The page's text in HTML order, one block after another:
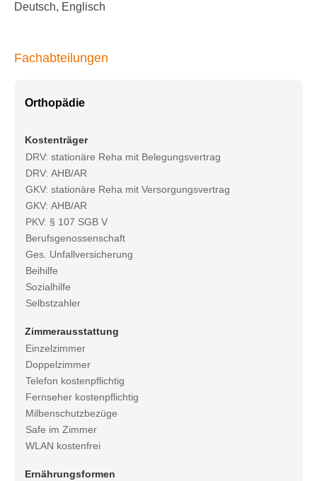
Deutsch, Englisch
Fachabteilungen
Orthopädie
Kostenträger
DRV: stationäre Reha mit Belegungsvertrag
DRV: AHB/AR
GKV: stationäre Reha mit Versorgungsvertrag
GKV: AHB/AR
PKV: § 107 SGB V
Berufsgenossenschaft
Ges. Unfallversicherung
Beihilfe
Sozialhilfe
Selbstzahler
Zimmerausstattung
Einzelzimmer
Doppelzimmer
Telefon kostenpflichtig
Fernseher kostenpflichtig
Milbenschutzbezüge
Safe im Zimmer
WLAN kostenfrei
Ernährungsformen